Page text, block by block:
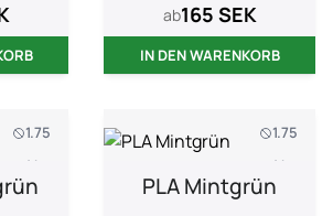
ab165 SEK
IN DEN WARENKORB
1.75
1 kg
1.75
1 kg
PLA Mintgrün